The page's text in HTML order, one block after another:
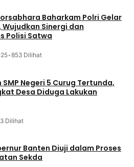
Baharkam Polri Gelar
Wujudkan Sinergi dan
Polisi Satwa
•853 Dilihat
Negeri 5 Curug Tertunda,
Desa Diduga Lakukan
Dilihat
Banten Diuji dalam Proses
Sekda